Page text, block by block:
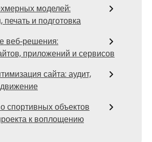
моделей:
печать и подготовка
веб‑решения:
приложений и сервисов
сайта: аудит,
спортивных объектов
к воплощению